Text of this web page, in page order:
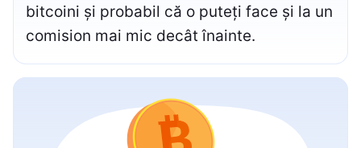
bitcoini și probabil că o puteți face și la un
comision mai mic decât înainte.